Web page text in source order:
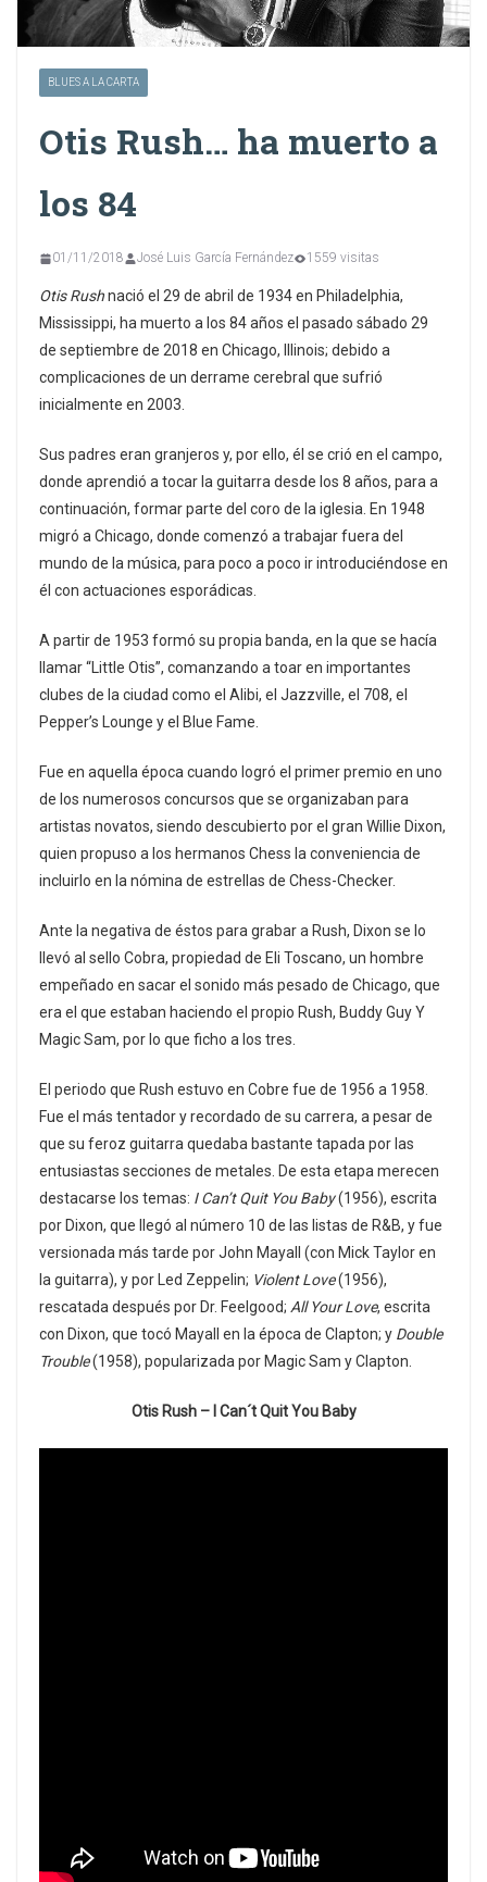
BLUES A LA CARTA
Otis Rush… ha muerto a
los 84
01/11/2018 José Luis García Fernández 1559 visitas
Otis Rushnació el 29 de abril de 1934 en Philadelphia,
Mississippi, ha muerto a los 84 años el pasado sábado 29
de septiembre de 2018 en Chicago, Illinois; debido a
complicaciones de un derrame cerebral que sufrió
inicialmente en 2003.
Sus padres eran granjeros y, por ello, él se crió en el campo,
donde aprendió a tocar la guitarra desde los 8 años, para a
continuación, formar parte del coro de la iglesia. En 1948
migró a Chicago, donde comenzó a trabajar fuera del
mundo de la música, para poco a poco ir introduciéndose en
él con actuaciones esporádicas.
A partir de 1953 formó su propia banda, en la que se hacía
llamar “Little Otis”, comanzando a toar en importantes
clubes de la ciudad como el Alibi, el Jazzville, el 708, el
Pepper’s Lounge y el Blue Fame.
Fue en aquella época cuando logró el primer premio en uno
de los numerosos concursos que se organizaban para
artistas novatos, siendo descubierto por el gran Willie Dixon,
quien propuso a los hermanos Chess la conveniencia de
incluirlo en la nómina de estrellas de Chess-Checker.
Ante la negativa de éstos para grabar a Rush, Dixon se lo
llevó al sello Cobra, propiedad de Eli Toscano, un hombre
empeñado en sacar el sonido más pesado de Chicago, que
era el que estaban haciendo el propio Rush, Buddy Guy Y
Magic Sam, por lo que ficho a los tres.
El periodo que Rush estuvo en Cobre fue de 1956 a 1958.
Fue el más tentador y recordado de su carrera, a pesar de
que su feroz guitarra quedaba bastante tapada por las
entusiastas secciones de metales. De esta etapa merecen
destacarse los temas: I Can’t Quit You Baby(1956), escrita
por Dixon, que llegó al número 10 de las listas de R&B, y fue
versionada más tarde por John Mayall (con Mick Taylor en
la guitarra), y por Led Zeppelin; Violent Love(1956),
rescatada después por Dr. Feelgood; All Your Love, escrita
con Dixon, que tocó Mayall en la época de Clapton; y Double
Trouble(1958), popularizada por Magic Sam y Clapton.
Otis Rush – I Can´t Quit You Baby